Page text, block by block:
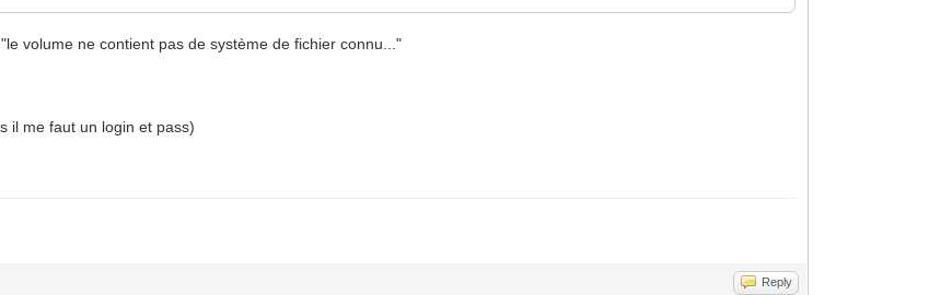
volume ne contient pas de système de fichier connu..."
il me faut un login et pass)
Reply